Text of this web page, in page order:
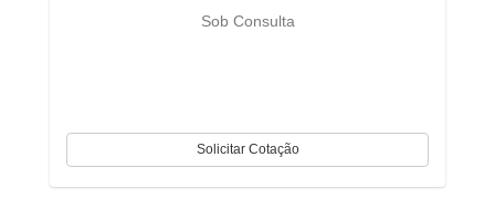
Sob Consulta